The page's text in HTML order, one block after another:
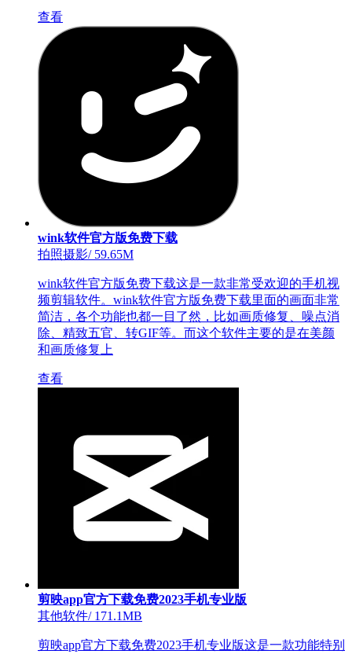
查看
wink软件官方版免费下载
拍照摄影/59.65M
wink软件官方版免费下载这是一款非常受欢迎的手机视
频剪辑软件。wink软件官方版免费下载里面的画面非常
简洁，各个功能也都一目了然，比如画质修复、噪点消
除、精致五官、转GIF等。而这个软件主要的是在美颜
和画质修复上
查看
剪映app官方下载免费2023手机专业版
其他软件/171.1MB
剪映app官方下载免费2023手机专业版这是一款功能特别